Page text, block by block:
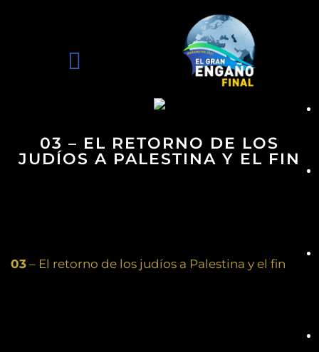
03 – EL RETORNO DE LOS
JUDÍOS A PALESTINA Y EL FIN
03 – El retorno de los judíos a Palestina y el fin